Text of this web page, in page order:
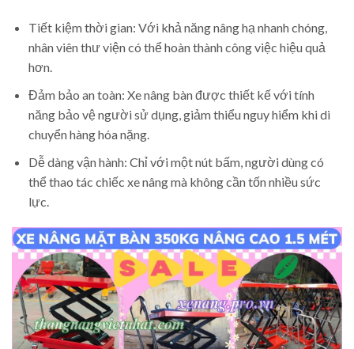
Tiết kiệm thời gian: Với khả năng nâng hạ nhanh chóng,
nhân viên thư viện có thể hoàn thành công việc hiệu quả
hơn.
Đảm bảo an toàn: Xe nâng bàn được thiết kế với tính
năng bảo vệ người sử dụng, giảm thiểu nguy hiểm khi di
chuyển hàng hóa nặng.
Dễ dàng vận hành: Chỉ với một nút bấm, người dùng có
thể thao tác chiếc xe nâng mà không cần tốn nhiều sức
lực.